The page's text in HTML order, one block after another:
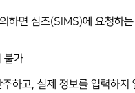
면 심즈(SIMS)에 요청하
불가
하고, 실제 정보를 입력하